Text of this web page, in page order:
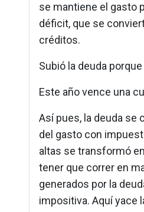
se mantiene el gasto
déficit, que se
créditos.
Subió la deuda
Este año vence una
Así pues, la deuda se
del gasto con
altas se transformó
tener que correr en
generados por la
impositiva. Aquí yace